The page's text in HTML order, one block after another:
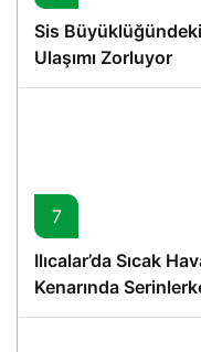
Sis
Ulaşımı Zorluyor
7
Ilıcalar’da Sıcak
Kenarında